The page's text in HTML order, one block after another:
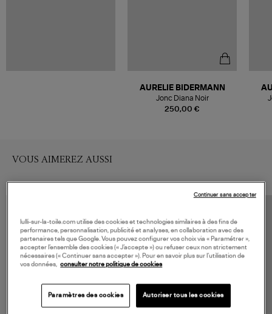
250,00 €
AURELIE BIDERMANN
Jonc Diana Noir
VOUS AIMEREZ AUSSI
lulli-sur-la-toile.com utilise des cookies et technologies similaires à des fins de
performance, personnalisation, publicité et analyses, en collaboration avec des
partenaires tels que Google. Vous pouvez configurer vos choix via « Paramétrer »,
accepter l’ensemble des cookies (« J’accepte ») ou refuser ceux non strictement
nécessaires (« Continuer sans accepter »). Pour en savoir plus sur l’utilisation de
vos données,
consulter notre politique de cookies
Paramètres des cookies Autoriser tous les cookies
Continuer sans accepter